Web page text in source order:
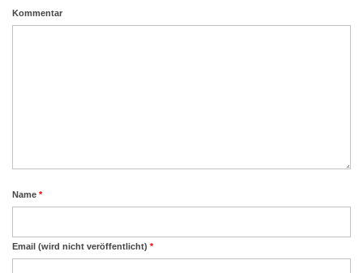
Kommentar
Name *
Email (wird nicht veröffentlicht) *